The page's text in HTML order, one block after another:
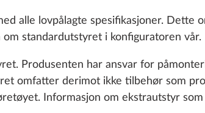
alle lovpålagte spesifikasjoner. Dette
standardutstyret i konfiguratoren vår.
Produsenten har ansvar for
omfatter derimot ikke tilbehør som
Informasjon om ekstrautstyr som